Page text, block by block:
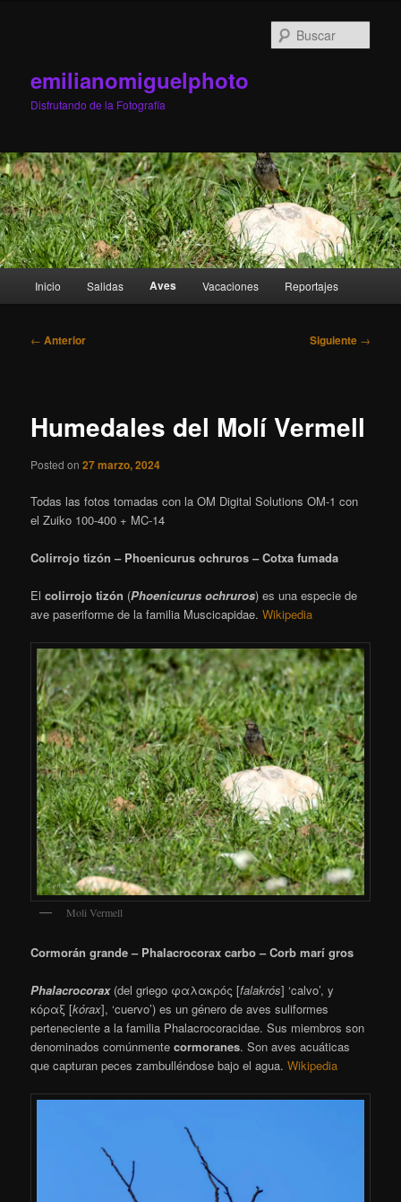
emilianomiguelphoto
Disfrutando de la Fotografía
principal
Inicio Salidas Aves Vacaciones Reportajes
Navegación
← Anterior Siguiente →
Humedales del Molí Vermell
Posted on27 marzo, 2024
Todas las fotos tomadas con la OM Digital Solutions OM-1 con
el Zuiko 100-400 + MC-14
Colirrojo tizón – Phoenicurus ochruros – Cotxa fumada
Elcolirrojo tizón (Phoenicurus ochruros) es una especie de
ave paseriforme de la familia Muscicapidae.Wikipedia
Moli Vermell
Cormorán grande – Phalacrocorax carbo – Corb marí gros
Phalacrocorax(del griego φαλακρός [falakrós] ‘calvo’, y
κόραξ [kórax], ‘cuervo’) es un género de aves suliformes
perteneciente a la familia Phalacrocoracidae. Sus miembros son
denominados comúnmentecormoranes. Son aves acuáticas
que capturan peces zambulléndose bajo el agua.Wikipedia